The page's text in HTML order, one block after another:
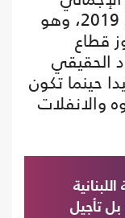
اللبناني تجاوز 40 في المئة منذ 2019، وهو
قطاع
الحقيقي
حينما تكون
والانفلات
تأجيل